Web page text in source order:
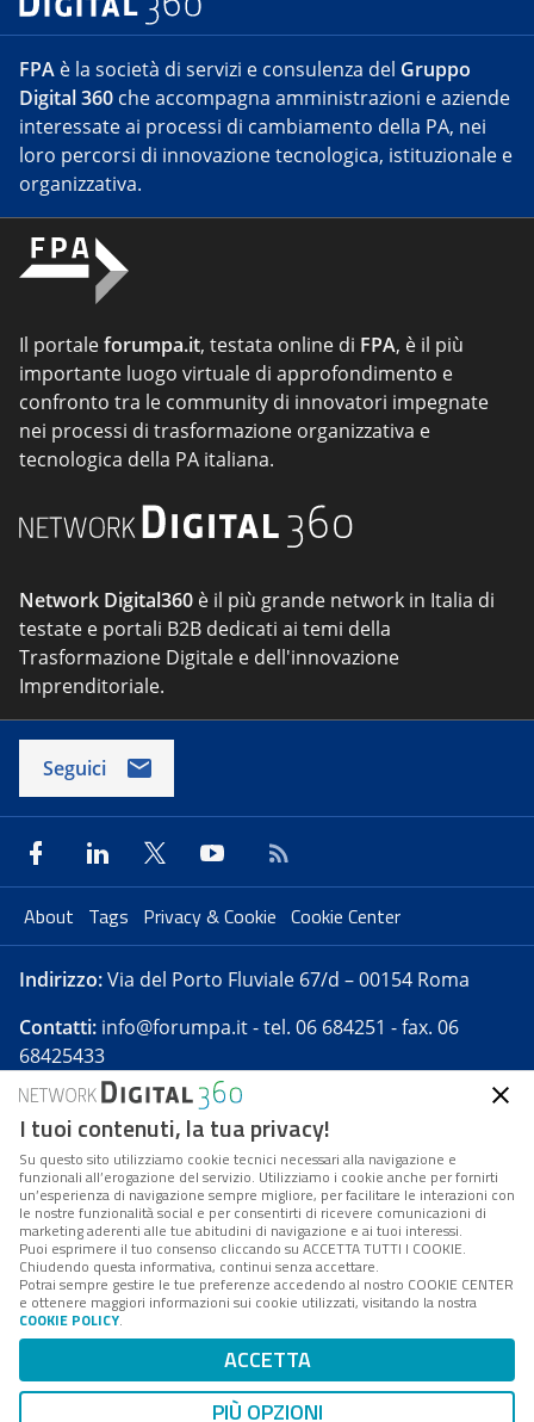
FPA è la società di servizi e consulenza del Gruppo
Digital 360 che accompagna amministrazioni e aziende
interessate ai processi di cambiamento della PA, nei
loro percorsi di innovazione tecnologica, istituzionale e
organizzativa.
Il portaleforumpa.it, testata online di FPA, è il più
importante luogo virtuale di approfondimento e
confronto tra le community di innovatori impegnate
nei processi di trasformazione organizzativa e
tecnologica della PA italiana.
Network Digital360 è il più grande network in Italia di
testate e portali B2B dedicati ai temi della
Trasformazione Digitale e dell'innovazione
Imprenditoriale.
Seguici
About Tags Privacy & Cookie Cookie Center
Indirizzo:Via del Porto Fluviale 67/d – 00154 Roma
Contatti: info@forumpa.it- tel. 06 684251 - fax. 06
68425433
Forumpa.itè una pubblicazione telematica iscritta
presso Registro della stampa del Tribunale di Roma -
Reg. n. 182 del 2 maggio 2008 - Direttore resp. Michela
Stentella
FPA s.r.l. è società soggetta a Direzione e
Coordinamento da parte di Digital360 S.p.A. - FPA s.r.l.
è un'azienda certificata per il sistema di management
Codice Fiscale/Partita IVA n. 10693191008 - R.E.A. Roma
n. 1249791. ISP AWS
Mappa del sito
I tuoi contenuti, la tua privacy!
Su questo sito utilizziamo cookie tecnici necessari alla navigazione e
funzionali all’erogazione del servizio. Utilizziamo i cookie anche per fornirti
un’esperienza di navigazione sempre migliore, per facilitare le interazioni con
le nostre funzionalità social e per consentirti di ricevere comunicazioni di
marketing aderenti alle tue abitudini di navigazione e ai tuoi interessi.
Puoi esprimere il tuo consenso cliccando su ACCETTA TUTTI I COOKIE.
Chiudendo questa informativa, continui senza accettare.
Potrai sempre gestire le tue preferenze accedendo al nostro COOKIE CENTER
e ottenere maggiori informazioni sui cookie utilizzati, visitando la nostra
COOKIE POLICY.
ACCETTA
PIÙ OPZIONI